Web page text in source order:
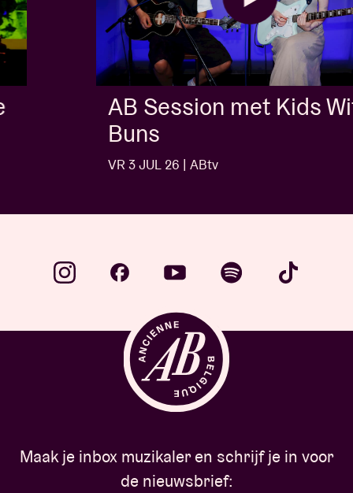
AB Session met Kids With
VR 3 JUL 26 | ABtv
Maak je inbox muzikaler en schrijf je in voor
de nieuwsbrief: